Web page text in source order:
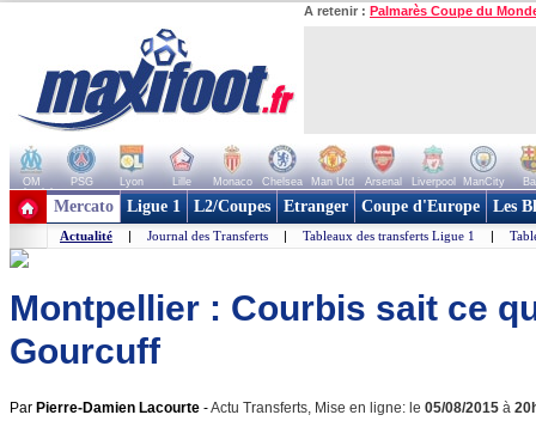
A retenir : Palmarès Coupe du
OM PSG Lyon Lille Monaco Chelsea Man Utd Arsenal Liverpool ManCity
+ de clubs
Mercato Ligue 1 L2/Coupes Etranger Coupe d'Europe Les
Actualité | Journal des Transferts | Tableaux des transferts Ligue 1 |
Montpellier : Courbis sait ce
Gourcuff
Par Pierre-Damien Lacourte -Actu Transferts, Mise en ligne: le 05/08/2015 à